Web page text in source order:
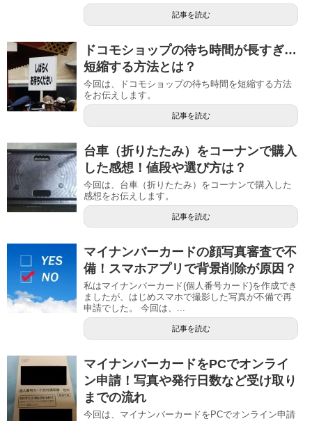
記事を読む
ドコモショップの待ち時間が長すぎ…
短縮する方法とは？
今回は、ドコモショップの待ち時間を短縮する方法
をお伝えします。
記事を読む
台車（折りたたみ）をコーナンで購入
した感想！値段や選び方は？
今回は、台車（折りたたみ）をコーナンで購入した
感想をお伝えします。
記事を読む
マイナンバーカードの顔写真審査で不
備！スマホアプリで背景削除が原因？
私はマイナンバーカード(個人番号カード)を作成でき
ましたが、はじめスマホで撮影した写真が不備で再
申請でした。 今回は、...
記事を読む
マイナンバーカードをPCでオンライ
ン申請！写真や発行日数など受け取り
までの流れ
今回は、マイナンバーカードをPCでオンライン申請